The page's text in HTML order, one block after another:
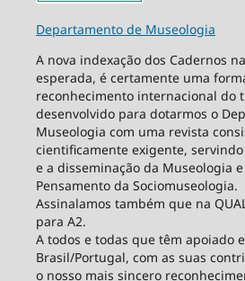
Departamento de Museologia
A nova indexação dos Cadernos
esperada, é certamente uma
reconhecimento internacional do
desenvolvido para dotarmos o
Museologia com uma revista
cientificamente exigente,
e a disseminação da Museologia
Pensamento da Sociomuseologia.
Assinalamos também que na
para A2.
A todos e todas que têm apoiado
Brasil/Portugal, com as suas
o nosso mais sincero